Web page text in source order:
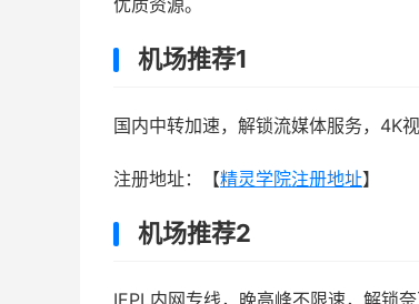
优质资源。
机场推荐1
国内中转加速，解锁流媒体服务，4K
注册地址：【精灵学院注册地址】
机场推荐2
IEPL内网专线，晚高峰不限速，解锁